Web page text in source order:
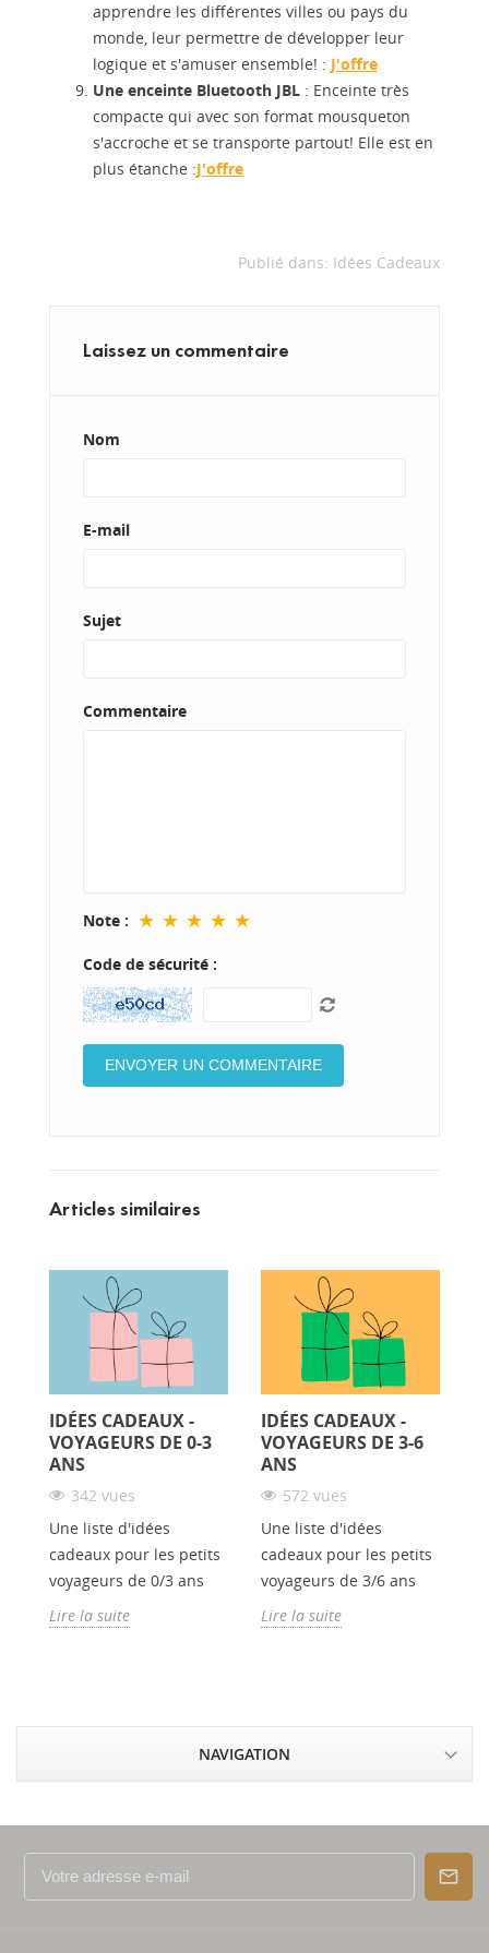
NAVIGATION
apprendre les différentes villes ou pays du
monde, leur permettre de développer leur
logique et s'amuser ensemble! : J'offre
Une enceinte Bluetooth JBL : Enceinte très
compacte qui avec son format mousqueton
s'accroche et se transporte partout! Elle est en
plus étanche :J'offre
Publié dans: Idées Cadeaux
Laissez un commentaire
Nom
E-mail
Sujet
Commentaire
Note : ★ ★ ★ ★ ★
Code de sécurité :
Articles similaires
IDÉES CADEAUX -
VOYAGEURS DE 0-3
ANS
342 vues
Une liste d'idées
cadeaux pour les petits
voyageurs de 0/3 ans
Lire la suite
IDÉES CADEAUX -
VOYAGEURS DE 3-6
ANS
572 vues
Une liste d'idées
cadeaux pour les petits
voyageurs de 3/6 ans
Lire la suite